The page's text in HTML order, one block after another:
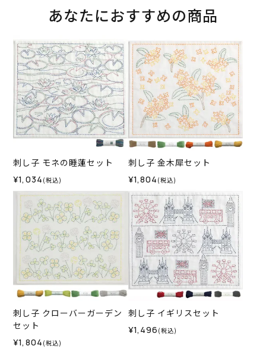
あなたにおすすめの商品
刺し子 モネの睡蓮セット
¥1,034 (税込)
刺し子 金木犀セット
¥1,804 (税込)
刺し子 クローバーガーデン
セット
¥1,804 (税込)
刺し子 イギリスセット
¥1,496 (税込)